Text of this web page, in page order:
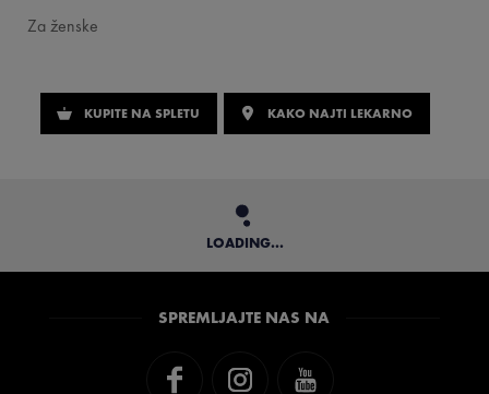
Za ženske
KUPITE NA SPLETU KAKO NAJTI LEKARNO
LOADING...
SPREMLJAJTE NAS NA